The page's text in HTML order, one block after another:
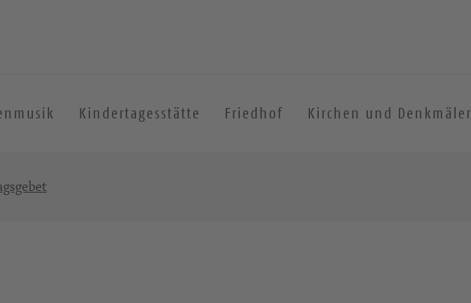
Kindertagesstätte Friedhof Kirchen und Denkmäler